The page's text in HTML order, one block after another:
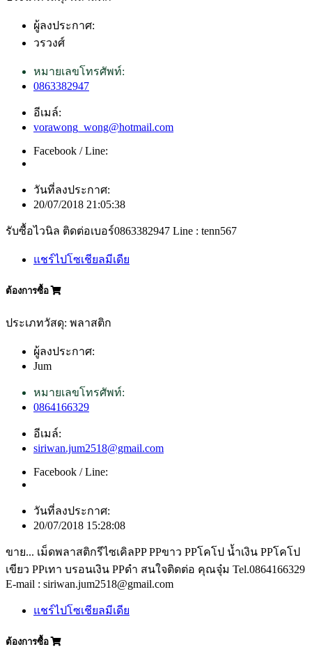
ผู้ลงประกาศ:
วรวงศ์
หมายเลขโทรศัพท์:
0863382947
อีเมล์:
vorawong_wong@hotmail.com
Facebook / Line:
วันที่ลงประกาศ:
20/07/2018 21:05:38
รับซื้อไวนิล ติดต่อเบอร์0863382947 Line : tenn567
แชร์ไปโซเชียลมีเดีย
ต้องการซื้อ
ประเภทวัสดุ: พลาสติก
ผู้ลงประกาศ:
Jum
หมายเลขโทรศัพท์:
0864166329
อีเมล์:
siriwan.jum2518@gmail.com
Facebook / Line:
วันที่ลงประกาศ:
20/07/2018 15:28:08
ขาย... เม็ดพลาสติกรีไซเคิลPP PPขาว PPโคโป น้ำเงิน PPโคโป
เขียว PPเทา บรอนเงิน PPดำ สนใจติดต่อ คุณจุ๋ม Tel.0864166329
E-mail : siriwan.jum2518@gmail.com
แชร์ไปโซเชียลมีเดีย
ต้องการซื้อ